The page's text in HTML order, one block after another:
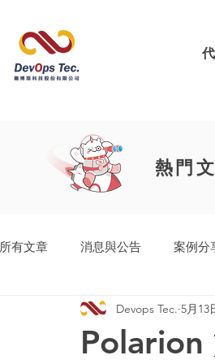
熱門
所有文章 消息與公告 案例分
工業產品開發生命週期
Polarion
Devops Tec. 5月13